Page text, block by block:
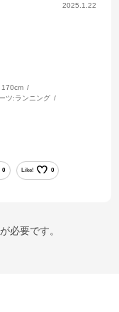
2025.1.22
170cm
ツ:ランニング
0 Like! 0
が必要です。